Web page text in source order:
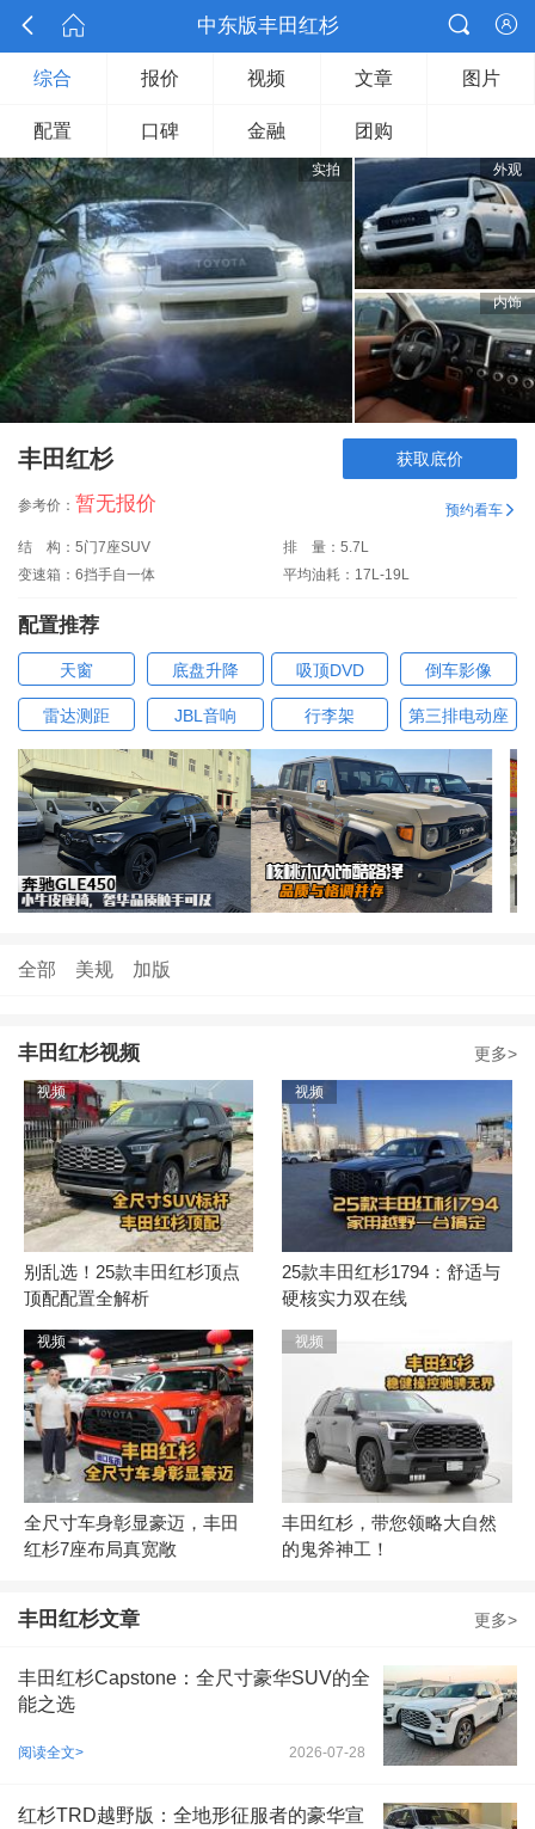
  中东版丰田红杉 

综合 报价 视频 文章 图片
配置 口碑 金融 团购
实拍 外观
内饰
丰田红杉 获取底价
参考价： 暂无报价 预约看车 
结
构：5门7座SUV
变速箱：6挡手自一体
排
量：5.7L
平均油耗：17L-19L
配置推荐
天窗 底盘升降 吸顶DVD 倒车影像
雷达测距 JBL音响 行李架
第三排电动座
椅
全部 美规 加版
丰田红杉视频 更多>
视频
别乱选！25款丰田红杉顶点
顶配配置全解析
视频
25款丰田红杉1794：舒适与
硬核实力双在线
视频
全尺寸车身彰显豪迈，丰田
红杉7座布局真宽敞
视频
丰田红杉，带您领略大自然
的鬼斧神工！
丰田红杉文章 更多>
丰田红杉Capstone：全尺寸豪华SUV的全
能之选
2026-07-28
阅读全文>
红杉TRD越野版：全地形征服者的豪华宣